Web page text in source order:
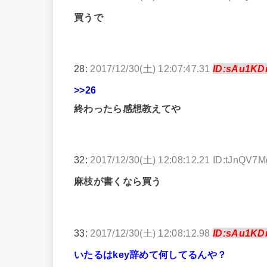
買うで
28: 2017/12/30(土) 12:07:47.31
>>26
終わったら感想教えてや
32: 2017/12/30(土) 12:08:12.21
麻枝が書くなら買う
33: 2017/12/30(土) 12:08:12.98
いたるはkey辞めて何してるんや？